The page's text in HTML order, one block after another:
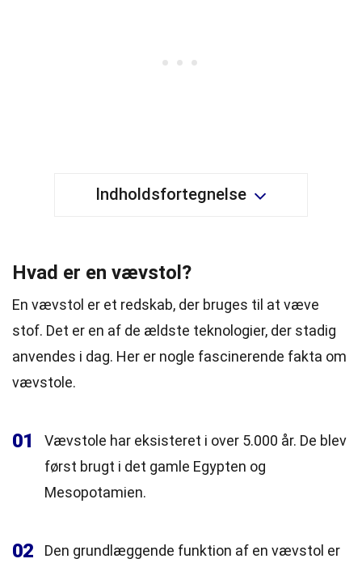
Indholdsfortegnelse
Hvad er en vævstol?
En vævstol er et redskab, der bruges til at væve
stof. Det er en af de ældste teknologier, der stadig
anvendes i dag. Her er nogle fascinerende fakta om
vævstole.
01
Vævstole har eksisteret i over 5.000 år. De blev
først brugt i det gamle Egypten og
Mesopotamien.
02
Den grundlæggende funktion af en vævstol er